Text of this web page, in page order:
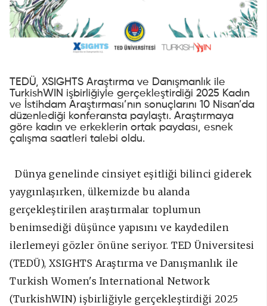
TEDÜ, XSIGHTS Araştırma ve Danışmanlık ile
TurkishWIN işbirliğiyle gerçekleştirdiği 2025 Kadın
ve İstihdam Araştırması’nın sonuçlarını 10 Nisan’da
düzenlediği konferansta paylaştı. Araştırmaya
göre kadın ve erkeklerin ortak paydası, esnek
çalışma saatleri talebi oldu.
Dünya genelinde cinsiyet eşitliği bilinci giderek
yaygınlaşırken, ülkemizde bu alanda
gerçekleştirilen araştırmalar toplumun
benimsediği düşünce yapısını ve kaydedilen
ilerlemeyi gözler önüne seriyor. TED Üniversitesi
(TEDÜ), XSIGHTS Araştırma ve Danışmanlık ile
Turkish Women's International Network
(TurkishWIN) işbirliğiyle gerçekleştirdiği 2025